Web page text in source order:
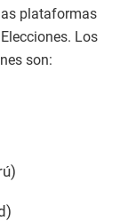
plataformas
Los
son: